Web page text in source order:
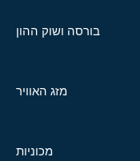
בורסה ושוק ההון
מזג האוויר
מכוניות